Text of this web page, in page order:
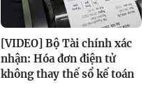
[VIDEO] Bộ Tài chính xác
nhận: Hóa đơn điện tử
không thay thế sổ kế toán